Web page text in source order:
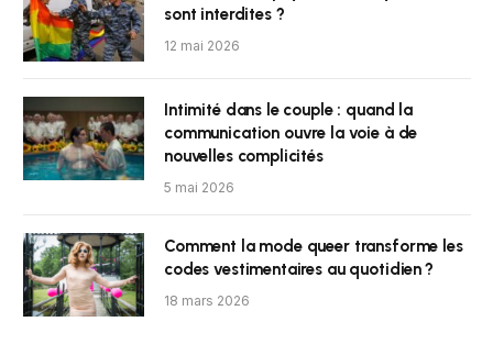
sont interdites ?
12 mai 2026
Intimité dans le couple : quand la
communication ouvre la voie à de
nouvelles complicités
5 mai 2026
Comment la mode queer transforme les
codes vestimentaires au quotidien ?
18 mars 2026